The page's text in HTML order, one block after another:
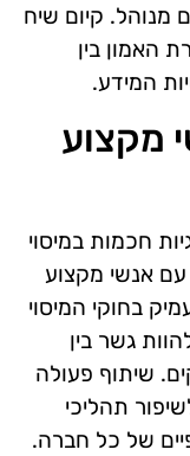
מנוהל. קיום שיח
האמון בין
המידע.
מקצוע
חכמות במיסוי
אנשי מקצוע
בחוקי המיסוי
גשר בין
שיתוף פעולה
תהליכי
של כל חברה.